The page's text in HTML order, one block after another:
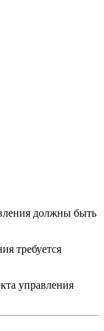
должны быть
требуется
управления